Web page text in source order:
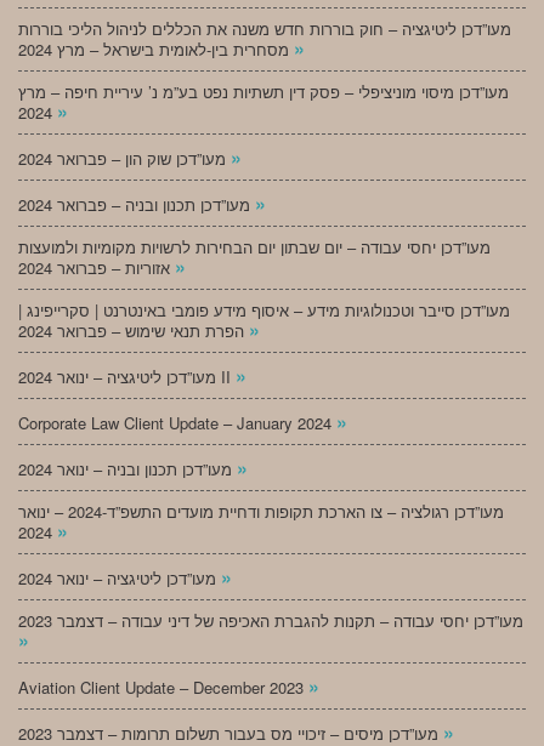
מעו”דכן ליטיגציה – חוק בוררות חדש משנה את הכללים לניהול הליכי בוררות
»
מעו”דכן מיסוי מוניציפלי – פסק דין תשתיות נפט בע”מ נ’ עיריית חיפה – מרץ
»
»
»
מעו”דכן יחסי עבודה – יום שבתון יום הבחירות לרשויות מקומיות ולמועצות
»
מעו”דכן סייבר וטכנולוגיות מידע – איסוף מידע פומבי באינטרנט | סקרייפינג |
»
מעו”דכן ליטיגציה – ינואר 2024 II »
Corporate Law Client Update – January 2024 »
»
מעו”דכן רגולציה – צו הארכת תקופות ודחיית מועדים התשפ”ד-2024 – ינואר
»
»
מעו”דכן יחסי עבודה – תקנות להגברת האכיפה של דיני עבודה – דצמבר 2023
»
Aviation Client Update – December 2023 »
»